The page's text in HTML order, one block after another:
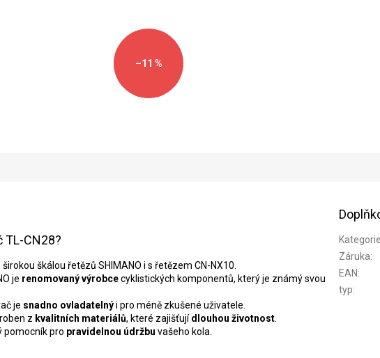
–11 %
TL-CN28?
škálou řetězů SHIMANO i s řetězem CN-NX10.
je renomovaný výrobcecyklistických komponentů, který je známý svou
je snadno ovladatelnýi pro méně zkušené uživatele.
z kvalitních materiálů, které zajišťujídlouhou životnost
pomocník pro pravidelnou údržbu vašeho kola.
Kategorie
Záruka:
EAN:
typ: